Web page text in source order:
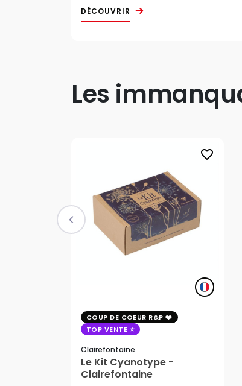
DÉCOUVRIR
Les
favorite_border
COUP DE COEUR R&P
TOP VENTE
Clairefontaine
Le Kit Cyanotype -
Clairefontaine